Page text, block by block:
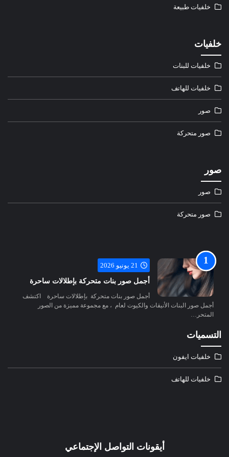
خلفيات طبيعة
خلفيات
خلفيات للبنات
خلفيات للهاتف
صور
صور متحركة
صور
صور
صور متحركة
21 يونيو 2026
أجمل صور بنات متحركة بإطلالات ساحرة
أجمل صور بنات متحركة بإطلالات ساحرة اكتشف
أجمل صور البنات الأنيقات والكيوت لعام ، مع مجموعة مميزة من الصور
المتحر…
التسميات
خلفيات ايفون
خلفيات للهاتف
أيقونات التواصل الإجتماعي